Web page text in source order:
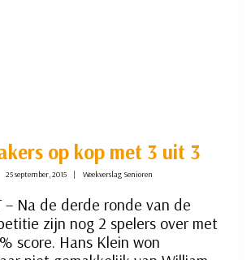
op kop met 3 uit 3
25 september, 2015 Weekverslag Senioren
– Na de derde ronde van de
zijn nog 2 spelers over met
score. Hans Klein won